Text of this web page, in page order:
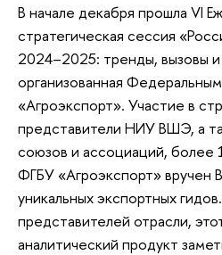
В начале декабря прошла VI
стратегическая сессия
2024–2025: тренды, вызовы
организованная
«Агроэкспорт». Участие в
представители НИУ ВШЭ, а
союзов и ассоциаций,
ФГБУ «Агроэкспорт» вручен
уникальных экспортных
представителей отрасли,
аналитический продукт